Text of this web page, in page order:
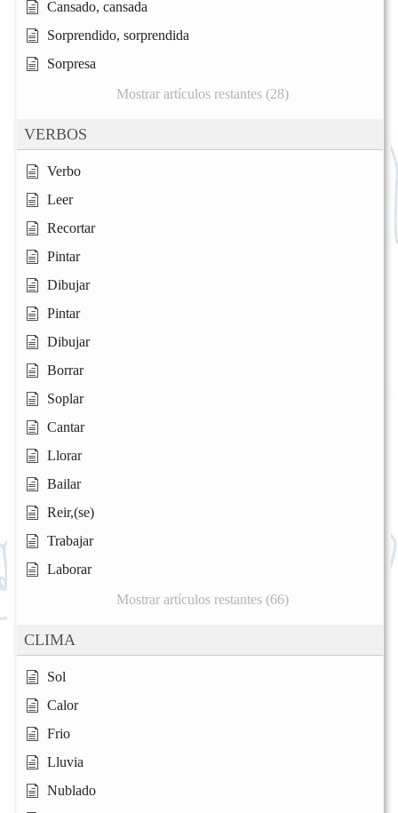
Cansado, cansada
Sorprendido, sorprendida
Sorpresa
Mostrar artículos restantes (28)
VERBOS
Verbo
Leer
Recortar
Pintar
Dibujar
Pintar
Dibujar
Borrar
Soplar
Cantar
Llorar
Bailar
Reir,(se)
Trabajar
Laborar
Mostrar artículos restantes (66)
CLIMA
Sol
Calor
Frio
Lluvia
Nublado